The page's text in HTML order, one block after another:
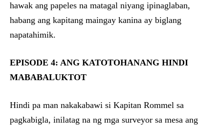
hawak ang papeles na matagal niyang ipinaglaban,
habang ang kapitang maingay kanina ay biglang
napatahimik.
EPISODE 4: ANG KATOTOHANANG HINDI
MABABALUKTOT
Hindi pa man nakakabawi si Kapitan Rommel sa
pagkabigla, inilatag na ng mga surveyor sa mesa ang